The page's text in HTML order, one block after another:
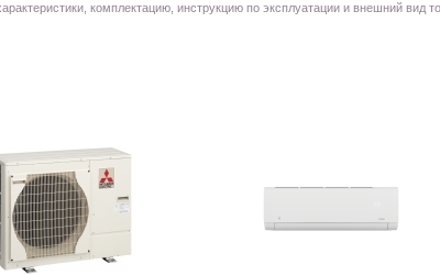
комплектацию, инструкцию по эксплуатации и внешний вид